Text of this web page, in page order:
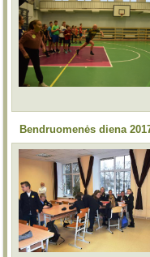
Bendruomenės diena